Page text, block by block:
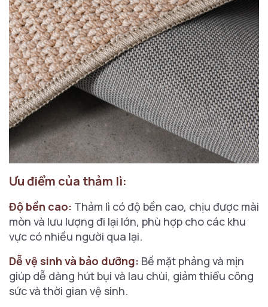
Ưu điểm của thảm lì:
Độ bền cao: Thảm lì có độ bền cao, chịu được mài
mòn và lưu lượng đi lại lớn, phù hợp cho các khu
vực có nhiều người qua lại.
Dễ vệ sinh và bảo dưỡng: Bề mặt phảng và mịn
giúp dễ dàng hút bụi và lau chùi, giảm thiểu công
sức và thời gian vệ sinh.